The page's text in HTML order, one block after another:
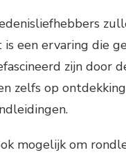
is een ervaring die
zijn door
zelfs op
mogelijk om